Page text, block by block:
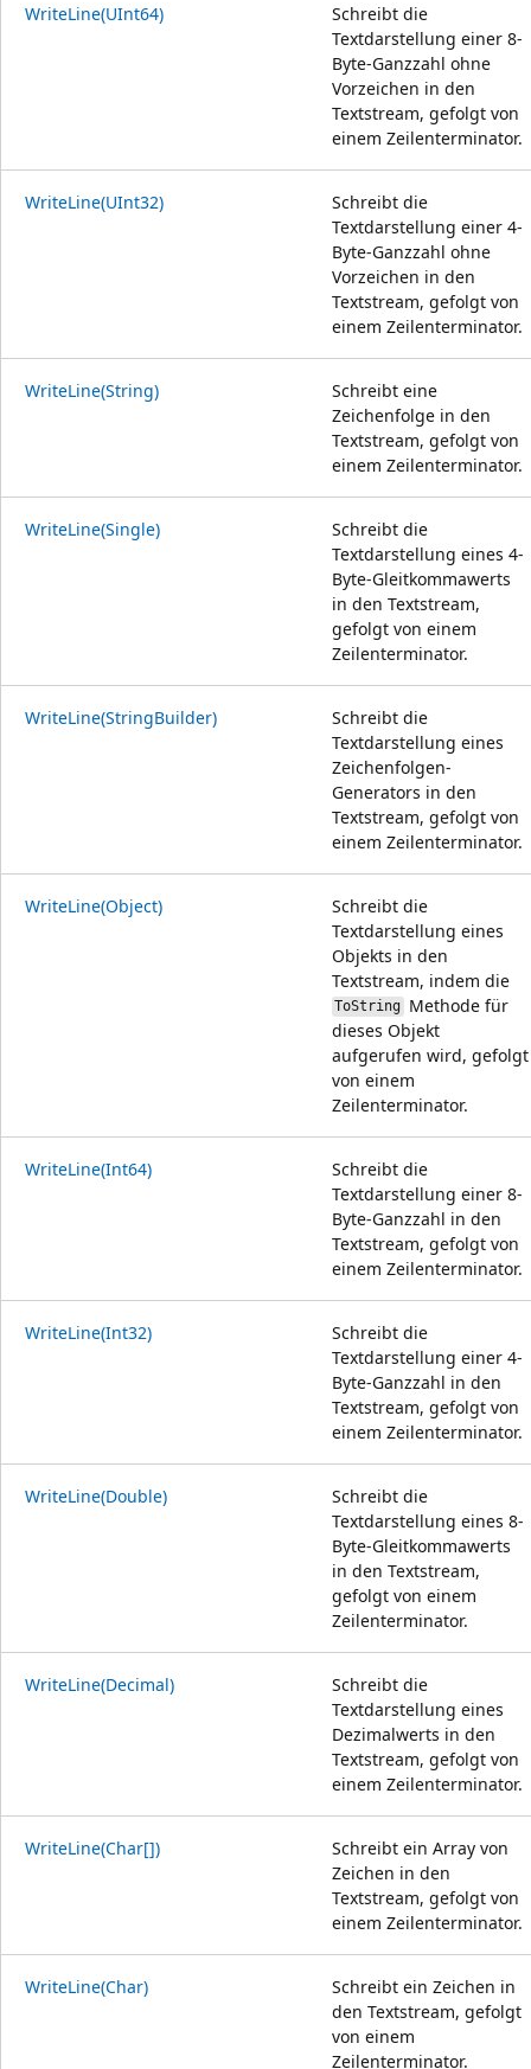
WriteLine(UInt64)
Schreibt die
Textdarstellung einer 8-
Byte-Ganzzahl ohne
Vorzeichen in den
Textstream, gefolgt von
einem Zeilenterminator.
WriteLine(UInt32)
Schreibt die
Textdarstellung einer 4-
Byte-Ganzzahl ohne
Vorzeichen in den
Textstream, gefolgt von
einem Zeilenterminator.
WriteLine(String)
Schreibt eine
Zeichenfolge in den
Textstream, gefolgt von
einem Zeilenterminator.
WriteLine(Single)
Schreibt die
Textdarstellung eines 4-
Byte-Gleitkommawerts
in den Textstream,
gefolgt von einem
Zeilenterminator.
WriteLine(StringBuilder)
Schreibt die
Textdarstellung eines
Zeichenfolgen-
Generators in den
Textstream, gefolgt von
einem Zeilenterminator.
WriteLine(Object)
Schreibt die
Textdarstellung eines
Objekts in den
Textstream, indem die
ToString Methode für
dieses Objekt
aufgerufen wird, gefolgt
von einem
Zeilenterminator.
WriteLine(Int64)
Schreibt die
Textdarstellung einer 8-
Byte-Ganzzahl in den
Textstream, gefolgt von
einem Zeilenterminator.
WriteLine(Int32)
Schreibt die
Textdarstellung einer 4-
Byte-Ganzzahl in den
Textstream, gefolgt von
einem Zeilenterminator.
WriteLine(Double)
Schreibt die
Textdarstellung eines 8-
Byte-Gleitkommawerts
in den Textstream,
gefolgt von einem
Zeilenterminator.
WriteLine(Decimal)
Schreibt die
Textdarstellung eines
Dezimalwerts in den
Textstream, gefolgt von
einem Zeilenterminator.
WriteLine(Char[])
Schreibt ein Array von
Zeichen in den
Textstream, gefolgt von
einem Zeilenterminator.
WriteLine(Char)
Schreibt ein Zeichen in
den Textstream, gefolgt
von einem
Zeilenterminator.